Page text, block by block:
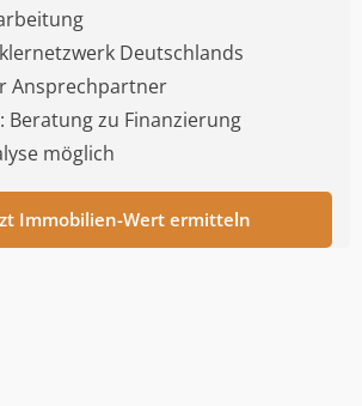
Deutschlands
Ansprechpartner
Beratung zu Finanzierung
möglich
Immobilien-Wert ermitteln